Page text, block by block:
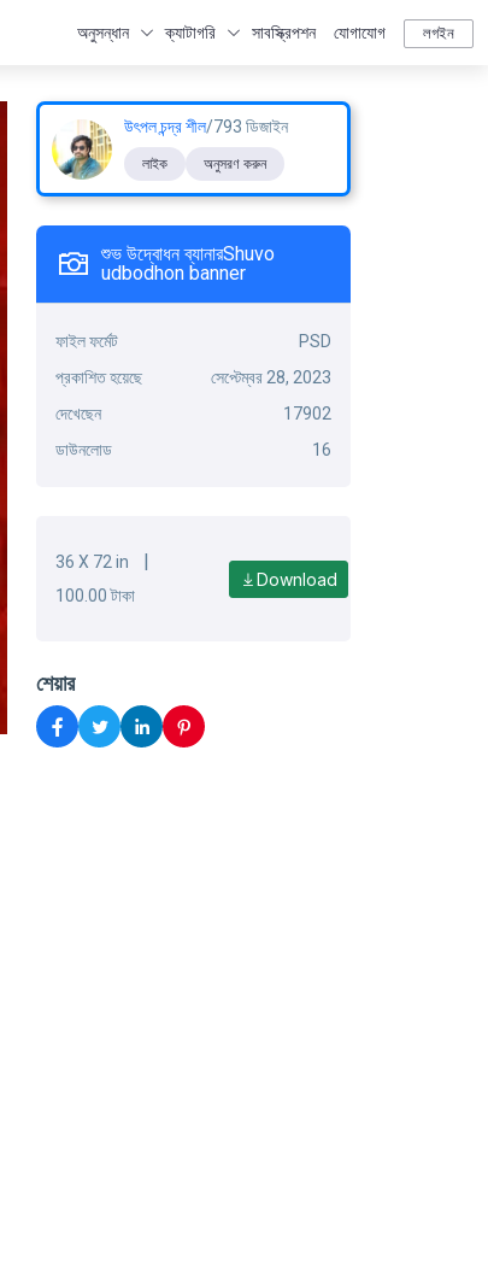
অনুসন্ধান ক্যাটাগরি সাবস্ক্রিপশন যোগাযোগ লগইন
উৎপল চন্দ্র শীল/793 ডিজাইন
লাইক অনুসরণ করুন
শুভ উদ্বোধন ব্যানারShuvo
udbodhon banner
ফাইল ফর্মেট
PSD
প্রকাশিত হয়েছে
সেপ্টেম্বর 28, 2023
দেখেছেন
17902
ডাউনলোড
16
36 X 72 in |
100.00 টাকা
Download
শেয়ার